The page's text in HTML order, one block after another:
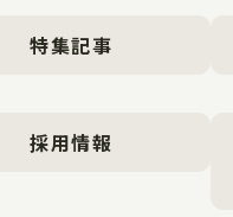
特集記事
採用情報